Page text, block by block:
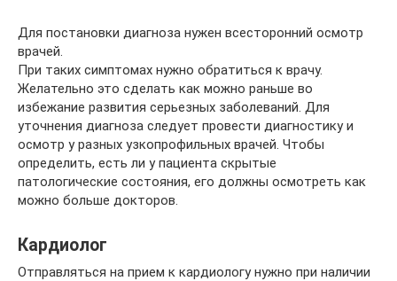
Для постановки диагноза нужен всесторонний осмотр
врачей.
При таких симптомах нужно обратиться к врачу.
Желательно это сделать как можно раньше во
избежание развития серьезных заболеваний. Для
уточнения диагноза следует провести диагностику и
осмотр у разных узкопрофильных врачей. Чтобы
определить, есть ли у пациента скрытые
патологические состояния, его должны осмотреть как
можно больше докторов.
Кардиолог
Отправляться на прием к кардиологу нужно при наличии